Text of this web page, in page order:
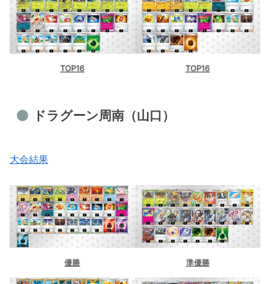
TOP16 TOP16
ドラグーン周南（山口）
大会結果
優勝 準優勝